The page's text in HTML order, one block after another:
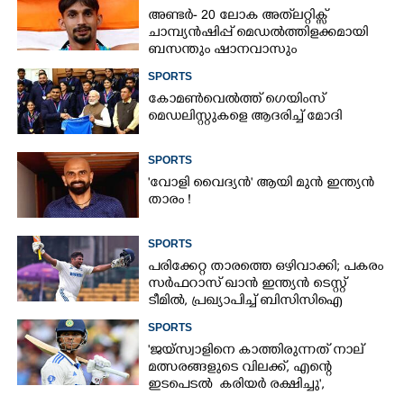
അണ്ടർ- 20 ലോക അത്‌ലറ്റിക്സ്
ചാമ്പ്യൻഷിപ്പ് മെഡൽത്തിളക്കമായി
ബസന്തും ഷാനവാസും
SPORTS
കോമൺവെൽത്ത് ഗെയിംസ്
മെഡലിസ്റ്റുകളെ ആദരിച്ച് മോദി
SPORTS
'വോളി വൈദ്യൻ' ആയി മുൻ ഇന്ത്യൻ
താരം !
SPORTS
പരിക്കേറ്റ താരത്തെ ഒഴിവാക്കി; പകരം
സർഫറാസ് ഖാൻ ഇന്ത്യൻ ടെസ്റ്റ്
ടീമിൽ,​ പ്രഖ്യാപിച്ച് ബിസിസിഐ
SPORTS
'ജയ്സ്വാളിനെ കാത്തിരുന്നത് നാല്
മത്സരങ്ങളുടെ വിലക്ക്, എന്റെ
ഇടപെടൽ കരിയർ രക്ഷിച്ചു',​